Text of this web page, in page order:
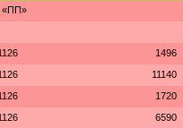
«ПП»
1496
11140
1720
6590